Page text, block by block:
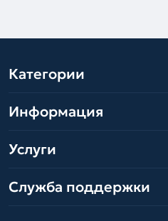
Категории
Информация
Услуги
Служба поддержки